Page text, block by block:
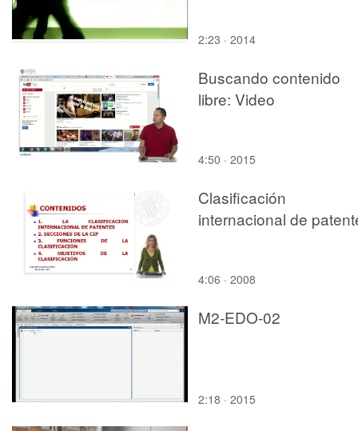
2:23 · 2014
Buscando contenido
libre: Video
4:50 · 2015
Clasificación
internacional de
4:06 · 2008
M2-EDO-02
2:18 · 2015